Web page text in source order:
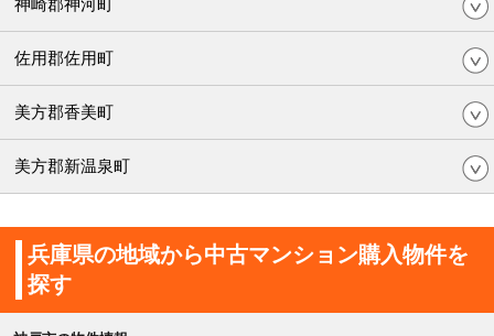
佐用郡佐用町
美方郡香美町
美方郡新温泉町
兵庫県の地域から中古マンション購入物件を
探す